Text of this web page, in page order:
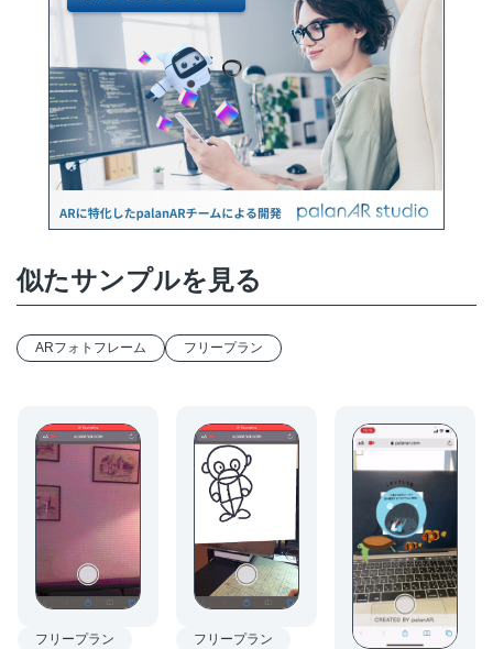
似たサンプルを見る
ARフォトフレーム フリープラン
フリープラン フリープラン